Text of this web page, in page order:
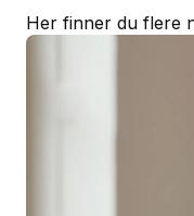
Her finner du flere